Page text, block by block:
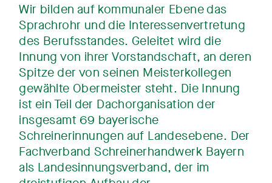
Wir bilden auf kommunaler Ebene das
Sprachrohr und die Interessenvertretung
des Berufsstandes. Geleitet wird die
Innung von ihrer Vorstandschaft, an deren
Spitze der von seinen Meisterkollegen
gewählte Obermeister steht. Die Innung
ist ein Teil der Dachorganisation der
insgesamt 69 bayerische
Schreinerinnungen auf Landesebene. Der
Fachverband Schreinerhandwerk Bayern
als Landesinnungsverband, der im